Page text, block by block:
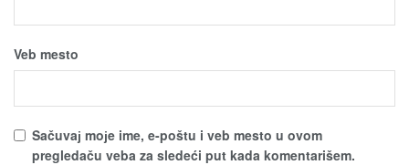
Veb mesto
Sačuvaј moјe ime, e-poštu i veb mesto u ovom
pregledaču veba za sledeći put kada komentarišem.